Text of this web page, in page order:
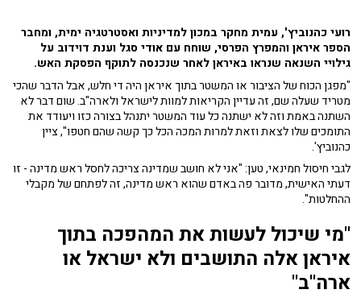
רועי כהנוביץ', עמית מחקר במכון למדיניות ואסטרטגיה ימית, ומחבר
הספר איראן והמפרץ הפרסי, שוחח עם אודי סגל וענת דוידוב על
גילויי השנאה שנראו באיראן לאחר שנכנסה לתוקף הפסקת האש.
"מפגן הכוח של הציבור או המשטר בתוך איראן היה די חלש, אבל הדבר שהכי
מטריד שעלה שם, זה עדיין הקריאות למוות לישראל ולארה"ב. שום דבר לא
השתנה באמת וזה לא ישתנה כל עוד המשטר יתנהל בצורה כזו ויעודד את
התומכים שלו לצאת וזאת למרות המכה הכל כך קשה שהם חטפו", ציין
כהנוביץ'.
לגבי חיסול חמינאי, טען: "אני לא חושב שמדינה צריכה לחסל ראש מדינה - זו
דעתי האישית, מדובר פה באדם שהוא ראש מדינה, זה לפתחם של מקבלי
ההחלטות".
"מי שיכול לעשות את המהפכה בתוך
איראן אלה התושבים ולא ישראל או
ארה"ב"